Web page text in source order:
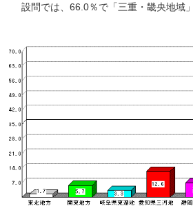
設問では、66.0％で「三重・畿央地域